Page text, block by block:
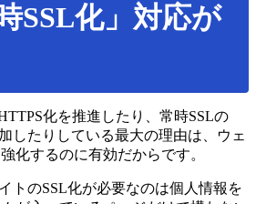
SSL化」対応が
化を推進したり、常時SSLの
したりしている最大の理由は、ウェ
化するのに有効だからです。
トのSSL化が必要なのは個人情報を